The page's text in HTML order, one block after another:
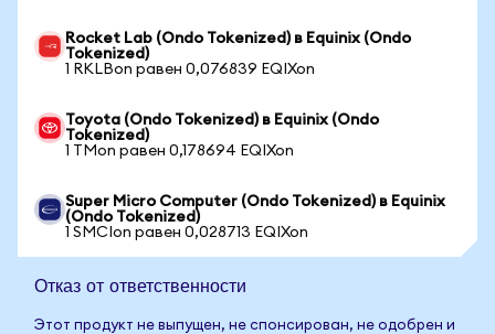
Rocket Lab (Ondo Tokenized) в Equinix (Ondo
Tokenized)
1 RKLBon равен 0,076839 EQIXon
Toyota (Ondo Tokenized) в Equinix (Ondo
Tokenized)
1 TMon равен 0,178694 EQIXon
Super Micro Computer (Ondo Tokenized) в Equinix
(Ondo Tokenized)
1 SMCIon равен 0,028713 EQIXon
Отказ от ответственности
Этот продукт не выпущен, не спонсирован, не одобрен и